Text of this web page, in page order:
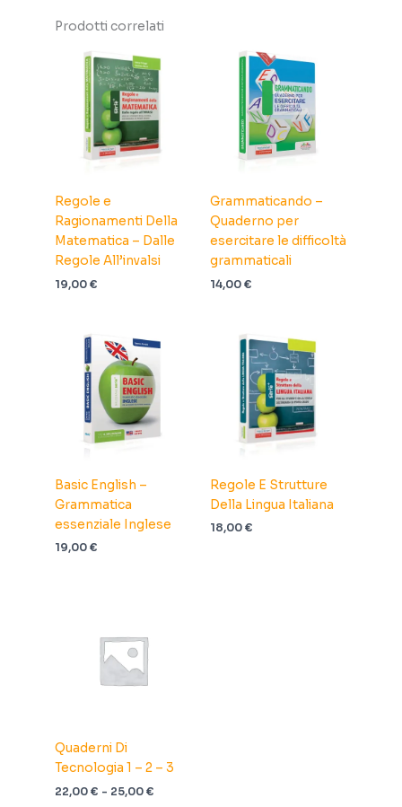
Prodotti correlati
Regole e
Ragionamenti Della
Matematica – Dalle
Regole All’invalsi
19,00€
Grammaticando –
Quaderno per
esercitare le difficoltà
grammaticali
14,00€
Basic English –
Grammatica
essenziale Inglese
19,00€
Regole E Strutture
Della Lingua Italiana
18,00€
Quaderni Di
Tecnologia 1 – 2 – 3
22,00€ - 25,00€Fascia